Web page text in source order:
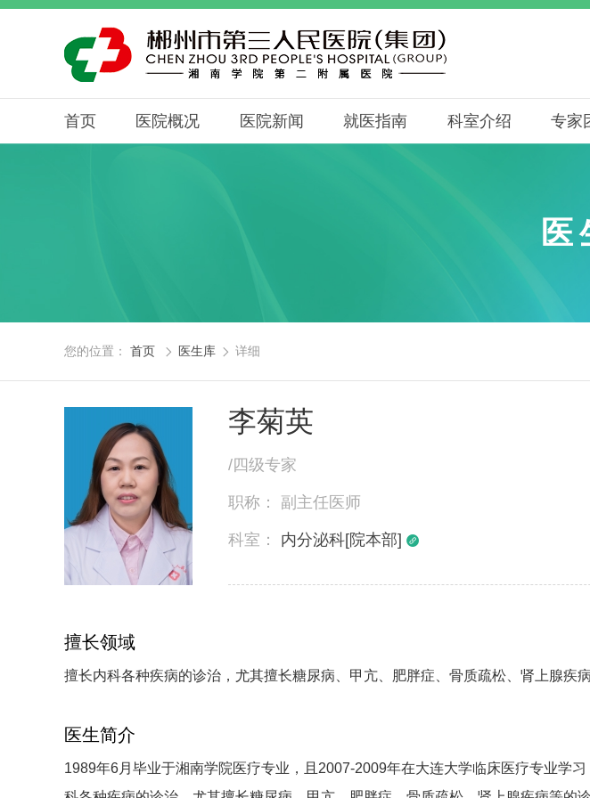
首页 医院概况 医院新闻 就医指南 科室介绍 专家
医
您的位置： 首页  医生库  详细
李菊英
/四级专家
职称： 副主任医师
科室： 内分泌科[院本部] 
擅长领域
擅长内科各种疾病的诊治，尤其擅长糖尿病、甲亢、肥胖症、骨质疏松、肾上腺疾病
医生简介
1989年6月毕业于湘南学院医疗专业，且2007-2009年在大连大学临床医疗专业学